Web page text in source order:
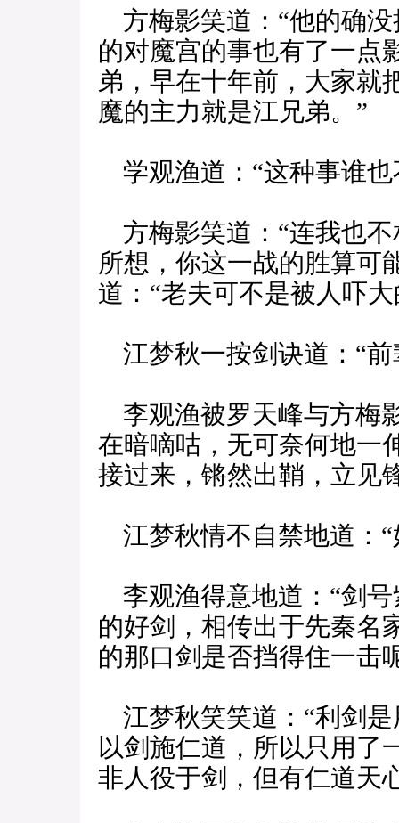
方梅影笑道：“他的确
的对魔宫的事也有了一点
弟，早在十年前，大家就
魔的主力就是江兄弟。”
学观渔道：“这种事谁也
方梅影笑道：“连我也
所想，你这一战的胜算
道：“老夫可不是被人吓大
江梦秋一按剑诀道：“前
李观渔被罗天峰与方梅
在暗嘀咕，无可奈何地一
接过来，锵然出鞘，立见
江梦秋情不自禁地道：“
李观渔得意地道：“剑
的好剑，相传出于先秦名
的那口剑是否挡得住一击
江梦秋笑笑道：“利剑
以剑施仁道，所以只用了
非人役于剑，但有仁道天